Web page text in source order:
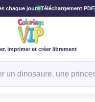
chaque jour Téléchargement PDF
imprimer et créer librement